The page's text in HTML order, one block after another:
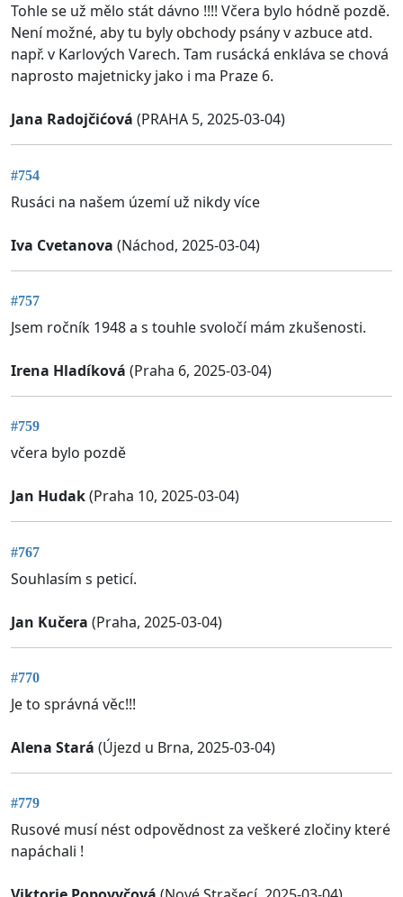
Tohle se už mělo stát dávno !!!! Včera bylo hódně pozdě.
Není možné, aby tu byly obchody psány v azbuce atd.
např. v Karlových Varech. Tam rusácká enkláva se chová
naprosto majetnicky jako i ma Praze 6.
Jana Radojčićová (PRAHA 5, 2025-03-04)
#754
Rusáci na našem území už nikdy více
Iva Cvetanova (Náchod, 2025-03-04)
#757
Jsem ročník 1948 a s touhle svoločí mám zkušenosti.
Irena Hladíková (Praha 6, 2025-03-04)
#759
včera bylo pozdě
Jan Hudak(Praha 10, 2025-03-04)
#767
Souhlasím s peticí.
Jan Kučera (Praha, 2025-03-04)
#770
Je to správná věc!!!
Alena Stará (Újezd u Brna, 2025-03-04)
#779
Rusové musí nést odpovědnost za veškeré zločiny které
napáchali !